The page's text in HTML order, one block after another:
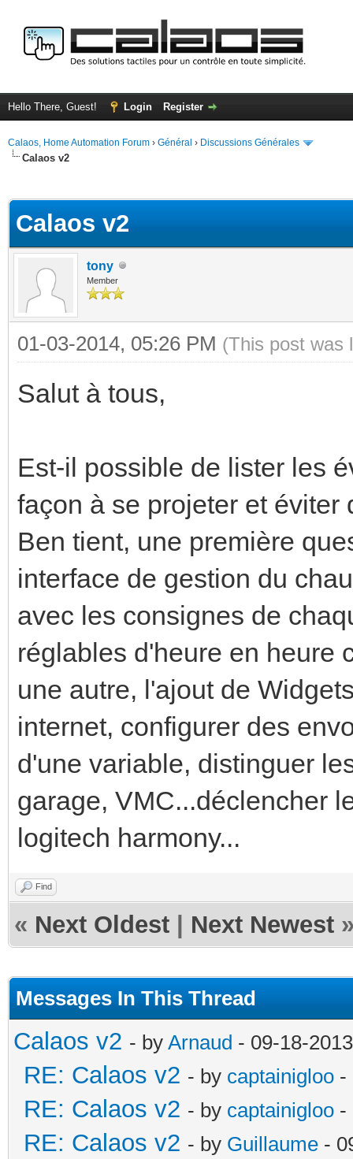
Hello There, Guest! Login Register
Calaos, Home Automation Forum › Général › Discussions Générales
Calaos v2
Calaos v2
tony
Member
01-03-2014, 05:26 PM (This post was
Salut à tous,
Est-il possible de lister les
façon à se projeter et
Ben tient, une première
interface de gestion du
avec les consignes de
réglables d'heure en heure
une autre, l'ajout de
internet, configurer des
d'une variable, distinguer
garage, VMC...déclencher
logitech harmony...
Find
« Next Oldest Next Newest
Messages In This Thread
Calaos v2 - by Arnaud - 09-18-
RE: Calaos v2 - by captainigloo -
RE: Calaos v2 - by captainigloo -
RE: Calaos v2 - by Guillaume -